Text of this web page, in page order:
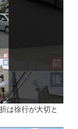
は徐行が大切と